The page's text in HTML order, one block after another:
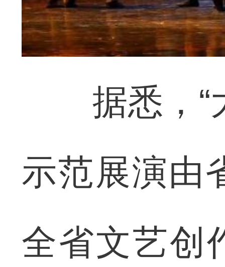
据悉，“大
示范展演由
全省文艺创